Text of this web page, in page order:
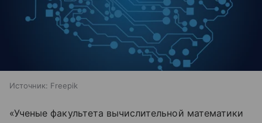
Источник: Freepik
«Ученые факультета вычислительной математики